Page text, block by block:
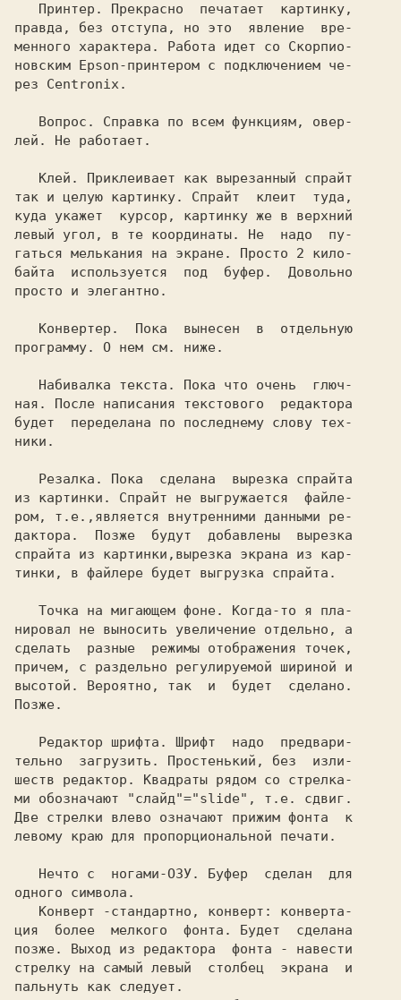
Принтер. Прекрасно  печатает  картинку,
правда, без отступа, но это  явление  вре-
менного характера. Работа идет со Скорпио-
новским Epson-принтером с подключением че-
рез Centronix.
Вопрос. Справка по всем функциям, овер-
лей. Не работает.
Клей. Приклеивает как вырезанный спрайт
так и целую картинку. Спрайт  клеит  туда,
куда укажет  курсор, картинку же в верхний
левый угол, в те координаты. Не  надо  пу-
гаться мелькания на экране. Просто 2 кило-
байта  используется  под  буфер.  Довольно
просто и элегантно.
Конвертер.
Пока  вынесен  в  отдельную
программу. О нем см. ниже.
Набивалка текста.
Пока что очень  глюч-
ная. После написания текстового  редактора
будет  переделана по последнему слову тех-
ники.
Резалка. Пока  сделана  вырезка спрайта
из картинки. Спрайт не выгружается  файле-
ром, т.е.,является внутренними данными ре-
дактора.  Позже  будут  добавлены  вырезка
спрайта из картинки,вырезка экрана из кар-
тинки, в файлере будет выгрузка спрайта.
Точка на мигающем фоне. Когда-то я пла-
нировал не выносить увеличение отдельно, а
сделать  разные  режимы отображения точек,
причем, с раздельно регулируемой шириной и
высотой. Вероятно, так  и  будет  сделано.
Позже.
Редактор шрифта. Шрифт  надо  предвари-
тельно  загрузить. Простенький, без  изли-
шеств редактор. Квадраты рядом со стрелка-
ми обозначают "слайд"="slide", т.е. сдвиг.
Две стрелки влево означают прижим фонта  к
левому краю для пропорциональной печати.
Нечто с  ногами-ОЗУ. Буфер  сделан  для
одного символа.
Конверт
-стандартно, конверт: конверта-
ция  более  мелкого  фонта. Будет  сделана
позже. Выход из редактора  фонта - навести
стрелку на самый левый  столбец  экрана  и
пальнуть как следует.